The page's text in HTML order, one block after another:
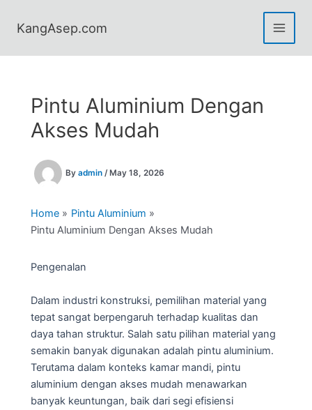
KangAsep.com
Pintu Aluminium Dengan
Akses Mudah
By admin / May 18, 2026
Home
Pintu Aluminium
Pintu Aluminium Dengan Akses Mudah
Pengenalan
Dalam industri konstruksi, pemilihan material yang
tepat sangat berpengaruh terhadap kualitas dan
daya tahan struktur. Salah satu pilihan material yang
semakin banyak digunakan adalah pintu aluminium.
Terutama dalam konteks kamar mandi, pintu
aluminium dengan akses mudah menawarkan
banyak keuntungan, baik dari segi efisiensi